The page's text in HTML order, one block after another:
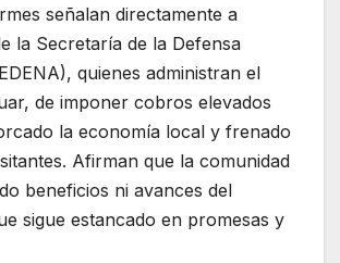
señalan directamente a
la Secretaría de la Defensa
quienes administran el
de imponer cobros elevados
la economía local y frenado
Afirman que la comunidad
beneficios ni avances del
sigue estancado en promesas y